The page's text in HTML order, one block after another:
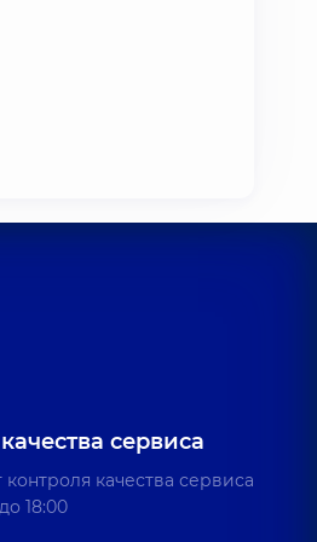
сервиса
качества сервиса
18:00